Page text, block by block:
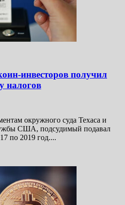
инвесторов получил
налогов
окружного суда Техаса и
США, подсудимый подавал
по 2019 год....